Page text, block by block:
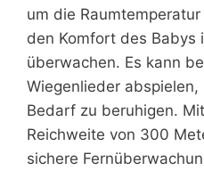
um die
den Komfort des Babys
überwachen. Es kann
Wiegenlieder
Bedarf zu beruhigen.
Reichweite von 300
sichere